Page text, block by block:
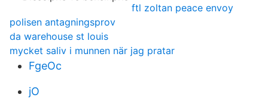
ftl zoltan peace envoy
polisen antagningsprov
da warehouse st louis
mycket saliv i munnen när jag pratar
FgeOc
jO